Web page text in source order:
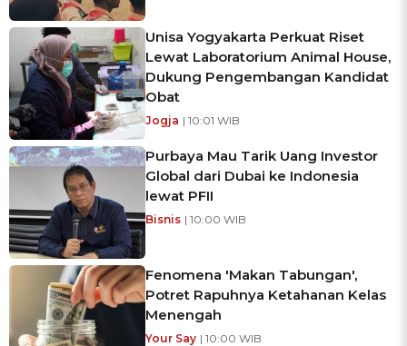
Unisa Yogyakarta Perkuat Riset
Lewat Laboratorium Animal House,
Dukung Pengembangan Kandidat
Obat
Jogja | 10:01 WIB
Purbaya Mau Tarik Uang Investor
Global dari Dubai ke Indonesia
lewat PFII
Bisnis | 10:00 WIB
Fenomena 'Makan Tabungan',
Potret Rapuhnya Ketahanan Kelas
Menengah
Your Say | 10:00 WIB